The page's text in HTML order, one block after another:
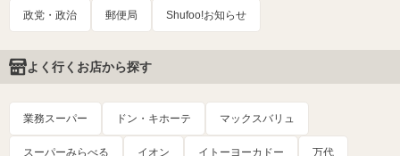
政党・政治 郵便局 Shufoo!お知らせ
よく行くお店から探す
業務スーパー ドン・キホーテ マックスバリュ
スーパーみらべる イオン イトーヨーカドー 万代